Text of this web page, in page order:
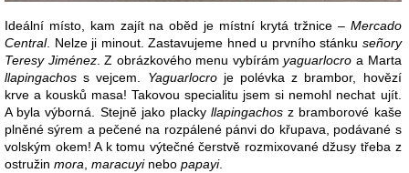
Ideální místo, kam zajít na oběd je místní krytá tržnice – Mercado
Central. Nelze ji minout. Zastavujeme hned u prvního stánku señory
Teresy Jiménez. Z obrázkového menu vybírámyaguarlocro a Marta
llapingachos s vejcem. Yaguarlocroje polévka z brambor, hovězí
krve a kousků masa! Takovou specialitu jsem si nemohl nechat ujít.
A byla výborná. Stejně jako plackyllapingachos z bramborové kaše
plněné sýrem a pečené na rozpálené pánvi do křupava, podávané s
volským okem! A k tomu výtečné čerstvě rozmixované džusy třeba z
ostružin mora, maracuyinebo papayi.